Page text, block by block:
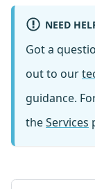
NEED
Got a
out to our
guidance.
theServices